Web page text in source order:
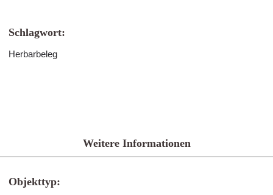
Schlagwort:
Herbarbeleg
Weitere Informationen
Objekttyp: